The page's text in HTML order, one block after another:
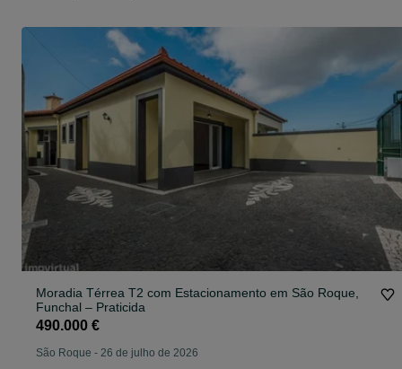
Moradia Térrea T2 com Estacionamento em São Roque,
Funchal – Praticida
490.000 €
São Roque - 26 de julho de 2026